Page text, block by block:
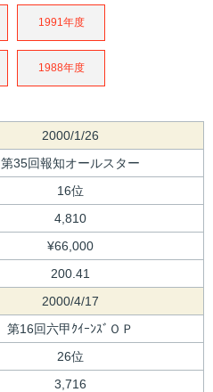
1991年度
1988年度
2000/1/26
第35回報知オールスター
16位
4,810
¥66,000
200.41
2000/4/17
第16回六甲ｸｲｰﾝｽﾞＯＰ
26位
3,716